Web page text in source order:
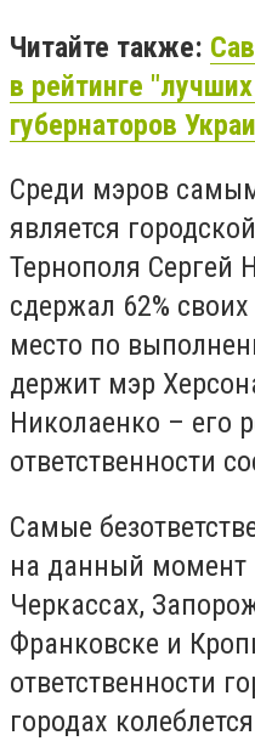
Читайте также:
в рейтинге
губернаторов
Среди мэров
является
Тернополя Сергей
сдержал 62%
место по
держит мэр
Николаенко – его
ответственности
Самые
на данный момент
Черкассах,
Франковске и
ответственности
городах